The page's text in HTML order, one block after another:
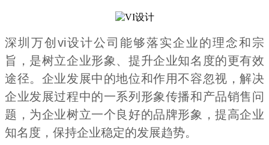
深圳万创vi设计公司能够落实企业的理念和宗
旨，是树立企业形象、提升企业知名度的更有效
途径。企业发展中的地位和作用不容忽视，解决
企业发展过程中的一系列形象传播和产品销售问
题，为企业树立一个良好的品牌形象，提高企业
知名度，保持企业稳定的发展趋势。